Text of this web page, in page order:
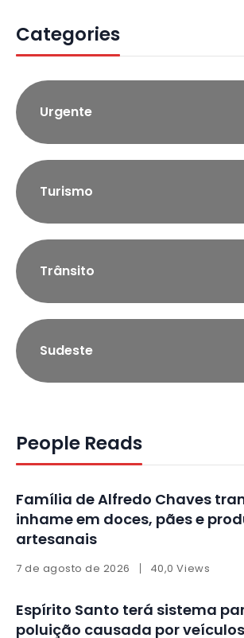
Categories
Urgente
Turismo
Trânsito
Sudeste
People Reads
Família de Alfredo Chaves
inhame em doces, pães e
artesanais
7 de agosto de 2026 40,0 Views
Espírito Santo terá sistema
poluição causada por veículos